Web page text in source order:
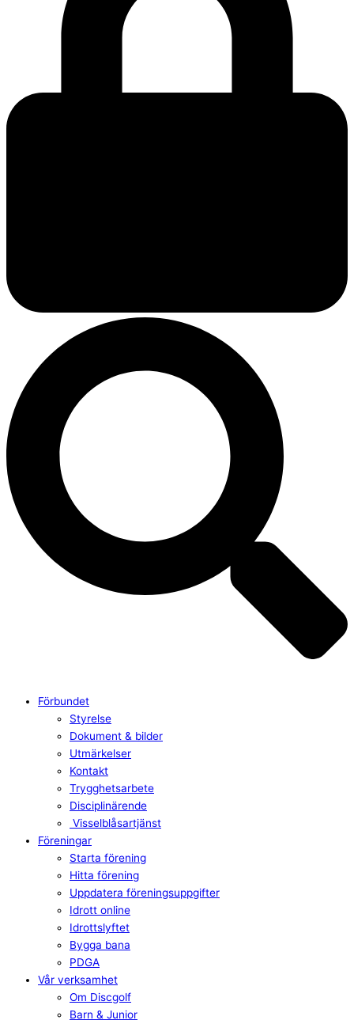
Förbundet
Styrelse
Dokument & bilder
Utmärkelser
Kontakt
Trygghetsarbete
Disciplinärende
Visselblåsartjänst
Föreningar
Starta förening
Hitta förening
Uppdatera föreningsuppgifter
Idrott online
Idrottslyftet
Bygga bana
PDGA
Vår verksamhet
Om Discgolf
Barn & Junior